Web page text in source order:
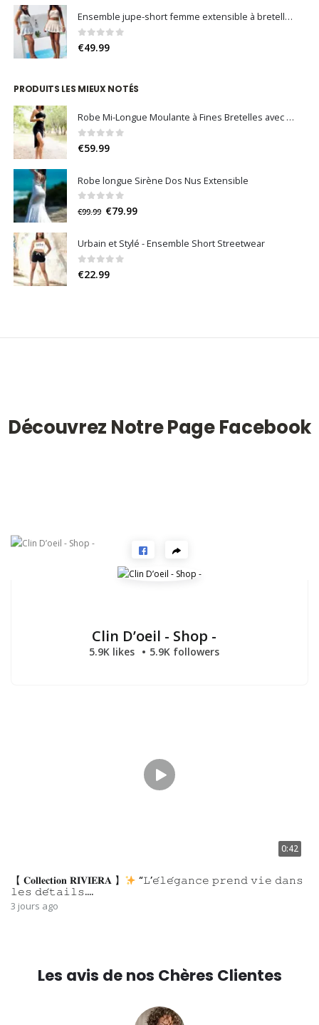
Ensemble jupe-short femme extensible à bretelles avec nœuds bijoux et jupe plissée – Aureïa
0 sur 5
€49.99
PRODUITS LES MIEUX NOTÉS
Robe Mi-Longue Moulante à Fines Bretelles avec une Découpe et une Fente
0sur 5
€59.99
Robe longue Sirène Dos Nus Extensible
sur 5
€99.99 Le
initial
était :
€99.99.
€79.99Le
actuel
Urbain et Stylé - Ensemble Short Streetwear
0sur 5
€22.99
Découvrez Notre Page Facebook
Clin D’oeil - Shop -
5.9K likes 5.9K followers
0:42
【 𝐂𝐨𝐥𝐥𝐞𝐜𝐭𝐢𝐨𝐧 𝐑𝐈𝐕𝐈𝐄𝐑𝐀 】
“𝙻’𝚎́𝚕𝚎́𝚐𝚊𝚗𝚌𝚎 𝚙𝚛𝚎𝚗𝚍 𝚟𝚒𝚎 𝚍𝚊𝚗𝚜
𝚕𝚎𝚜 𝚍𝚎́𝚝𝚊𝚒𝚕𝚜.…
3 jours ago
Les avis de nos Chères Clientes